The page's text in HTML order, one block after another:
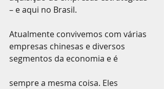
– e aqui no Brasil.
Atualmente convivemos com várias
empresas chinesas e diversos
segmentos da economia e é
sempre a mesma coisa. Eles